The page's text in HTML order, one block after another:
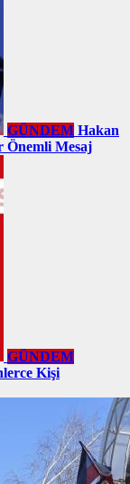
GÜNDEM Hakan
Önemli Mesaj
GÜNDEM
Kişi